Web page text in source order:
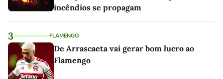
incêndios se propagam
3 FLAMENGO
De Arrascaeta vai gerar bom lucro ao
Flamengo